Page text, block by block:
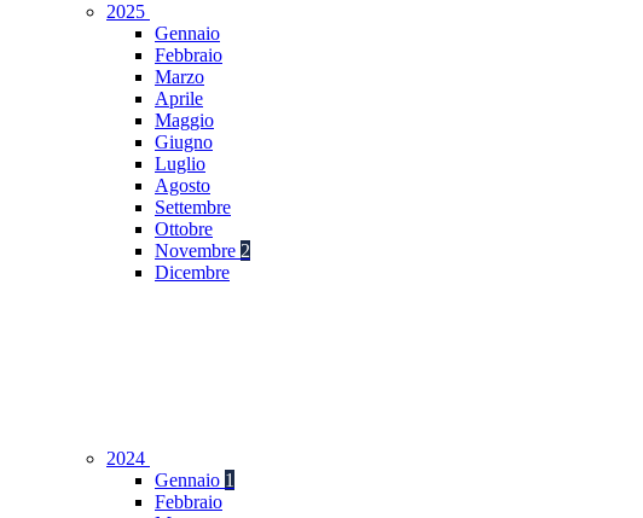
2025
Gennaio
Febbraio
Marzo
Aprile
Maggio
Giugno
Luglio
Agosto
Settembre
Ottobre
Novembre 2
Dicembre
2024
Gennaio 1
Febbraio